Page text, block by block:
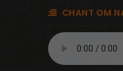
CHANT OM